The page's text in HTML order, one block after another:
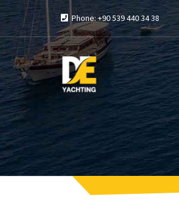
Phone: +90 539 440 34 38